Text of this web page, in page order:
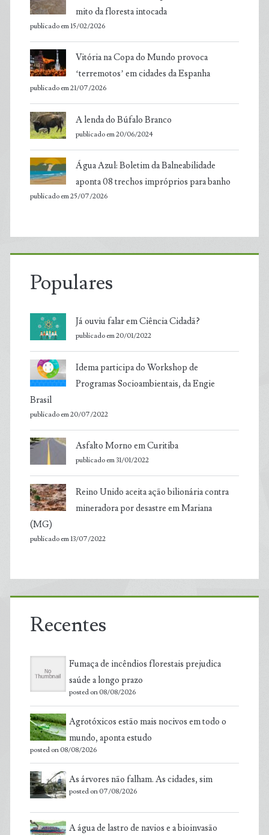
mito da floresta intocada
publicado em 15/02/2026
Vitória na Copa do Mundo provoca
‘terremotos’ em cidades da Espanha
publicado em 21/07/2026
A lenda do Búfalo Branco
publicado em 20/06/2024
Água Azul: Boletim da Balneabilidade
aponta 08 trechos impróprios para banho
publicado em 25/07/2026
Populares
Já ouviu falar em Ciência Cidadã?
publicado em 20/01/2022
Idema participa do Workshop de
Programas Socioambientais, da Engie
Brasil
publicado em 20/07/2022
Asfalto Morno em Curitiba
publicado em 31/01/2022
Reino Unido aceita ação bilionária contra
mineradora por desastre em Mariana
(MG)
publicado em 13/07/2022
Recentes
Fumaça de incêndios florestais prejudica
saúde a longo prazo
posted on 08/08/2026
Agrotóxicos estão mais nocivos em todo o
mundo, aponta estudo
posted on 08/08/2026
As árvores não falham. As cidades, sim
posted on 07/08/2026
A água de lastro de navios e a bioinvasão